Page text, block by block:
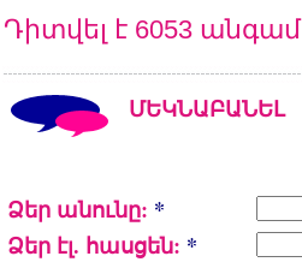
Դիտվել է 6053 անգամ
ՄԵԿՆԱԲԱՆԵԼ
Ձեր անունը: *
Ձեր էլ. հասցեն: *